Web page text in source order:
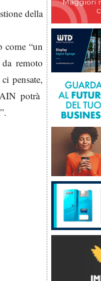
della
come “un
remoto
pensate,
potrà